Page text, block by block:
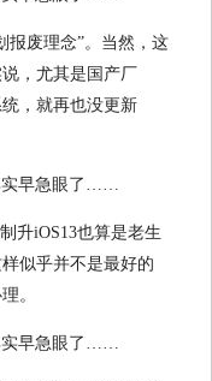
报废理念”。当然，这
，尤其是国产厂
，就再也没更新
升iOS13也算是老生
似乎并不是最好的
。